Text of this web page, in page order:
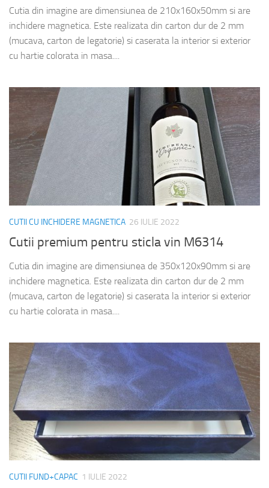
Cutia din imagine are dimensiunea de 210x160x50mm si are
inchidere magnetica. Este realizata din carton dur de 2 mm
(mucava, carton de legatorie) si caserata la interior si exterior
cu hartie colorata in masa....
CUTII CU INCHIDERE MAGNETICA 26 IULIE 2022
Cutii premium pentru sticla vin M6314
Cutia din imagine are dimensiunea de 350x120x90mm si are
inchidere magnetica. Este realizata din carton dur de 2 mm
(mucava, carton de legatorie) si caserata la interior si exterior
cu hartie colorata in masa....
CUTII FUND+CAPAC 1 IULIE 2022